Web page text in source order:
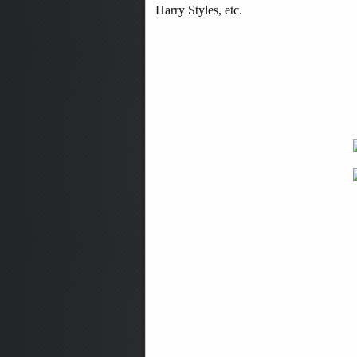
Harry Styles, etc.